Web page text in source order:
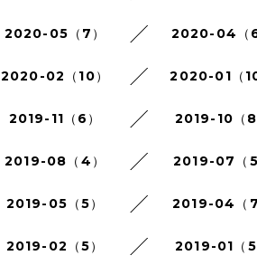
2020-05（7） 2020-04（6
2020-02（10） 2020-01（10
2019-11（6） 2019-10（8
2019-08（4） 2019-07（5
2019-05（5） 2019-04（7
2019-02（5） 2019-01（5